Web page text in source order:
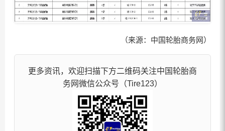
（来源：中国轮胎商务网）
更多资讯，欢迎扫描下方二维码关注中国轮胎商
务网微信公众号（Tire123）